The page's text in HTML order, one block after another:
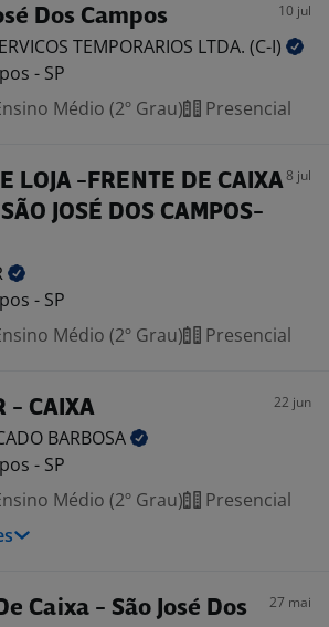
Dos Campos 10 jul
TEMPORARIOS LTDA. (C-I)
- SP
Médio (2º Grau) Presencial
LOJA -FRENTE DE CAIXA
JOSÉ DOS CAMPOS-
8 jul
- SP
Médio (2º Grau) Presencial
- CAIXA 22 jun
BARBOSA
- SP
Médio (2º Grau)
Presencial
Caixa - São José Dos
27 mai